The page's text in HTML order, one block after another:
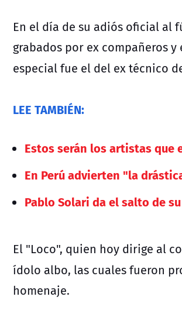
En el día de su adiós oficial al
grabados por ex compañeros
especial fue el del ex técnico
LEE TAMBIÉN:
Estos serán los artistas que
En Perú advierten "la
Pablo Solari da el salto de
El "Loco", quien hoy dirige al
ídolo albo, las cuales fueron
homenaje.